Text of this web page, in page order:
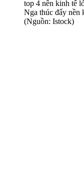
Nga thúc đẩy nền
(Nguồn: Istock)